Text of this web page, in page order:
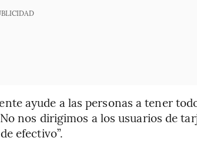
ayude a las personas a tener
nos dirigimos a los usuarios de
efectivo”.